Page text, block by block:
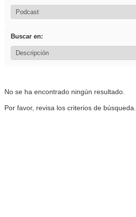
Buscar en:
No se ha encontrado ningún resultado.
Por favor, revisa los criterios de búsqueda.